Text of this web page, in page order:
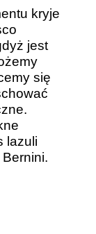
kryje
jest
się
lazuli